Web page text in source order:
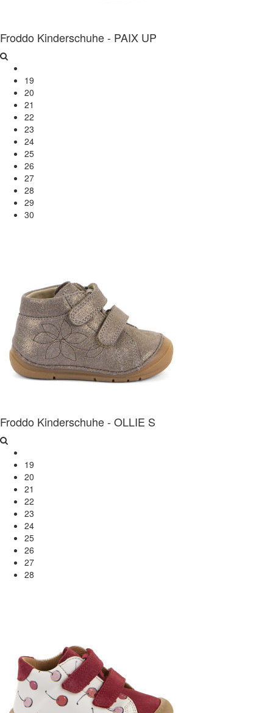
Froddo Kinderschuhe - PAIX UP
19
20
21
22
23
24
25
26
27
28
29
30
Froddo Kinderschuhe - OLLIE S
19
20
21
22
23
24
25
26
27
28